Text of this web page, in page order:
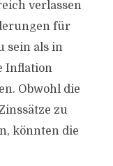
verlassen
für
sein als in
Inflation
Obwohl die
zu
könnten die